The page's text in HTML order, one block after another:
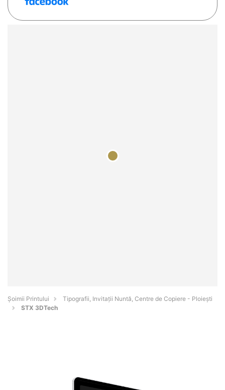
Şoimii Printului
Tipografii, Invitații Nuntă, Centre de Copiere - Ploieşti
STX 3DTech